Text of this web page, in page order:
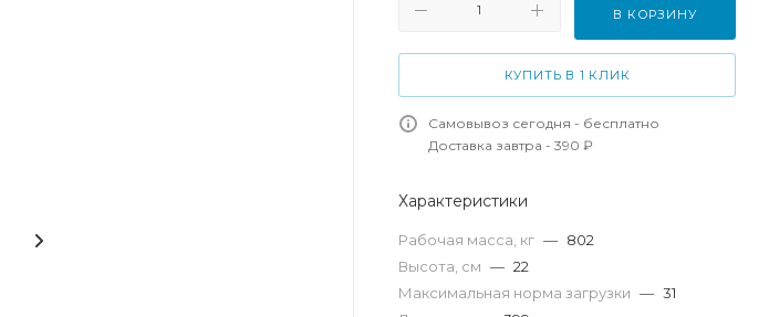
В КОРЗИНУ
КУПИТЬ В 1 КЛИК
Самовывоз сегодня - бесплатно
Доставка завтра - 390 ₽
Характеристики
Рабочая масса, кг — 802
Высота, см — 22
Максимальная норма загрузки — 31